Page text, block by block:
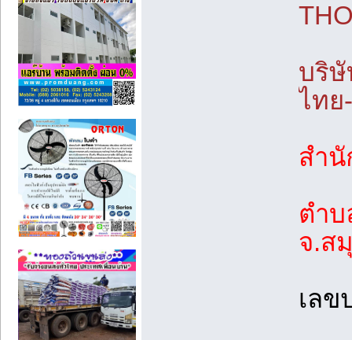
บริ
ไทย
สำนั
ตำ
จ.ส
เลข